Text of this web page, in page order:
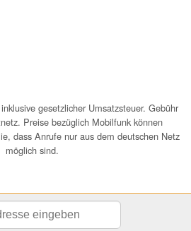
gesetzlicher Umsatzsteuer. Gebühr
Preise bezüglich Mobilfunk können
dass Anrufe nur aus dem deutschen Netz
möglich sind.